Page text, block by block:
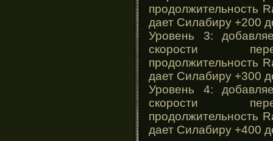
продолжительность
дает Силабиру +200
Уровень 3:
скорости
продолжительность
дает Силабиру +300
Уровень 4:
скорости
продолжительность
дает Силабиру +400